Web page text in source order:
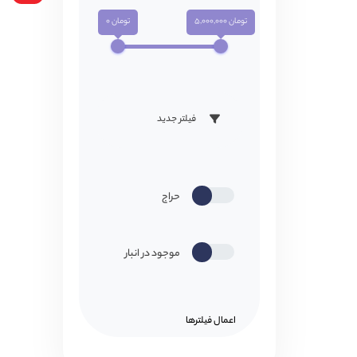
تومان 0 تومان 5,000,000
فیلتر جدید
حراج
موجود در انبار
اعمال فیلتر‌ها